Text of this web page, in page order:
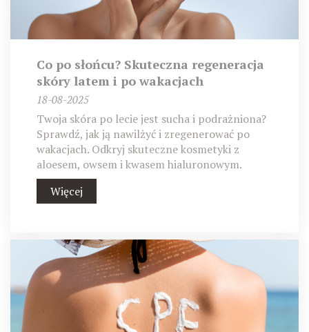
Co po słońcu? Skuteczna regeneracja
skóry latem i po wakacjach
18-08-2025
Twoja skóra po lecie jest sucha i podrażniona?
Sprawdź, jak ją nawilżyć i zregenerować po
wakacjach. Odkryj skuteczne kosmetyki z
aloesem, owsem i kwasem hialuronowym.
Więcej